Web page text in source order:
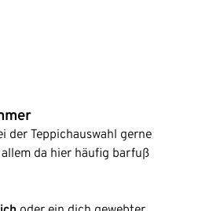
der Teppichauswahl gerne
da hier häufig barfuß